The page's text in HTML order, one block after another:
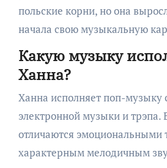
польские корни, но она
начала свою музыкальную
Какую музыку
Ханна?
Ханна исполняет поп-музыку
электронной музыки и трэпа.
отличаются эмоциональными
характерным мелодичным